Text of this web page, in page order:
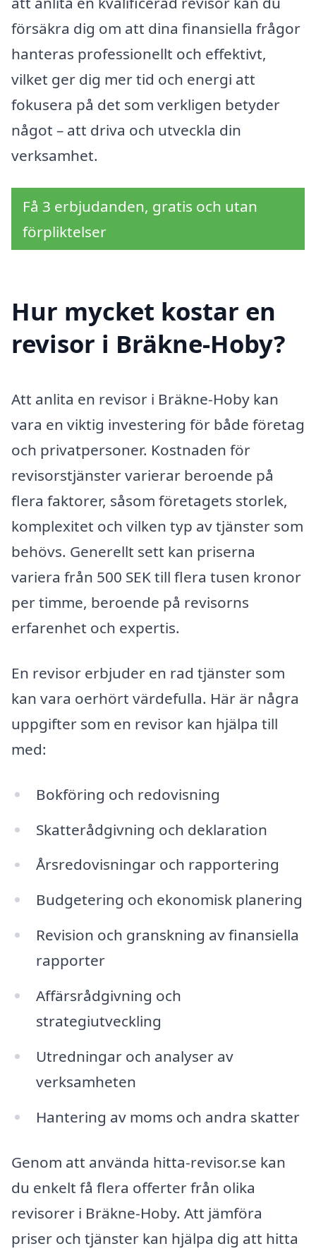
försäkra dig om att dina finansiella frågor
hanteras professionellt och effektivt,
vilket ger dig mer tid och energi att
fokusera på det som verkligen betyder
något – att driva och utveckla din
verksamhet.
Få 3 erbjudanden, gratis och utan
förpliktelser
Hur mycket kostar en
revisor i Bräkne-Hoby?
Att anlita en revisor i Bräkne-Hoby kan
vara en viktig investering för både företag
och privatpersoner. Kostnaden för
revisorstjänster varierar beroende på
flera faktorer, såsom företagets storlek,
komplexitet och vilken typ av tjänster som
behövs. Generellt sett kan priserna
variera från 500 SEK till flera tusen kronor
per timme, beroende på revisorns
erfarenhet och expertis.
En revisor erbjuder en rad tjänster som
kan vara oerhört värdefulla. Här är några
uppgifter som en revisor kan hjälpa till
med:
Bokföring och redovisning
Skatterådgivning och deklaration
Årsredovisningar och rapportering
Budgetering och ekonomisk planering
Revision och granskning av finansiella
rapporter
Affärsrådgivning och
strategiutveckling
Utredningar och analyser av
verksamheten
Hantering av moms och andra skatter
Genom att använda hitta-revisor.se kan
du enkelt få flera offerter från olika
revisorer i Bräkne-Hoby. Att jämföra
priser och tjänster kan hjälpa dig att hitta